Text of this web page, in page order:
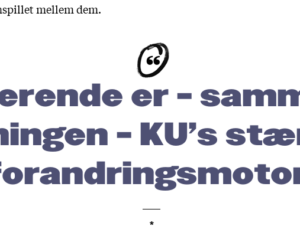
mellem dem.
er –
– KU’s
*